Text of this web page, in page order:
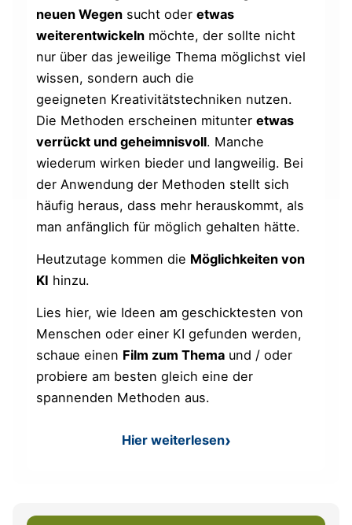
neuen Wegen sucht oderetwas
weiterentwickeln möchte, der sollte nicht
nur über das jeweilige Thema möglichst viel
wissen, sondern auch die
geeigneten Kreativitätstechniken nutzen.
Die Methoden erscheinen mitunteretwas
verrückt und geheimnisvoll. Manche
wiederum wirken bieder und langweilig. Bei
der Anwendung der Methoden stellt sich
häufig heraus, dass mehr herauskommt, als
man anfänglich für möglich gehalten hätte.
Heutzutage kommen die Möglichkeiten von
KI hinzu.
Lies hier, wie Ideen am geschicktesten von
Menschen oder einer KI gefunden werden,
schaue einen Film zum Thema und / oder
probiere am besten gleich eine der
spannenden Methoden aus.
Hier weiterlesen: Ideenfindung Methoden